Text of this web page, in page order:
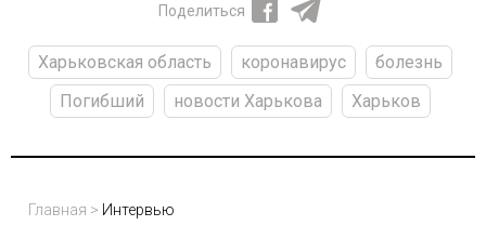
Поделиться
Харьковская область коронавирус
болезнь
Погибший
новости Харькова Харьков
Главная > Интервью